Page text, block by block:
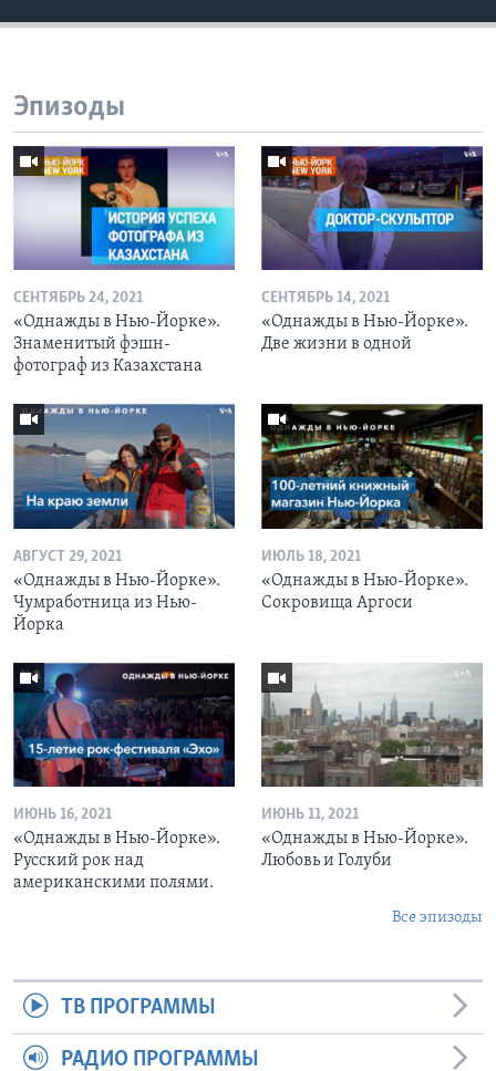
Эпизоды
СЕНТЯБРЬ 24, 2021
«Однажды в Нью-Йорке».
Знаменитый фэшн-
фотограф из Казахстана
СЕНТЯБРЬ 14, 2021
«Однажды в Нью-Йорке».
Две жизни в одной
АВГУСТ 29, 2021
«Однажды в Нью-Йорке».
Чумработница из Нью-
Йорка
ИЮЛЬ 18, 2021
«Однажды в Нью-Йорке».
Сокровища Аргоси
ИЮНЬ 16, 2021
«Однажды в Нью-Йорке».
Русский рок над
американскими полями.
ИЮНЬ 11, 2021
«Однажды в Нью-Йорке».
Любовь и Голуби
Все эпизоды
ТВ ПРОГРАММЫ
РАДИО ПРОГРАММЫ